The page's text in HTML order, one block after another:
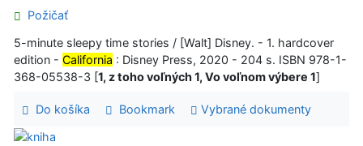
Požičať
5-minute sleepy time stories / [Walt] Disney. - 1. hardcover
edition - California : Disney Press, 2020 - 204 s. ISBN 978-1-
368-05538-3 [1, z toho voľných 1, Vo voľnom výbere 1]
Do košíka Bookmark Vybrané dokumenty